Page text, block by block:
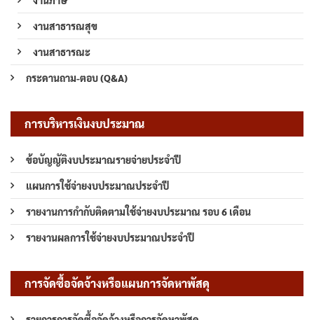
งานสาธารณสุข
งานสาธารณะ
กระดานถาม-ตอบ (Q&A)
การบริหารเงินงบประมาณ
ข้อบัญญัติงบประมาณรายจ่ายประจำปี
แผนการใช้จ่ายงบประมาณประจำปี
รายงานการกำกับติดตามใช้จ่ายงบประมาณ รอบ 6 เดือน
รายงานผลการใช้จ่ายงบประมาณประจำปี
การจัดซื้อจัดจ้างหรือแผนการจัดหาพัสดุ